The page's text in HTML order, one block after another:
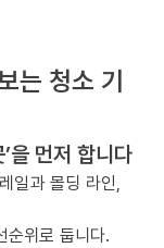
는 청소 기
을 먼저 합니다
일과 몰딩 라인,
순위로 둡니다.